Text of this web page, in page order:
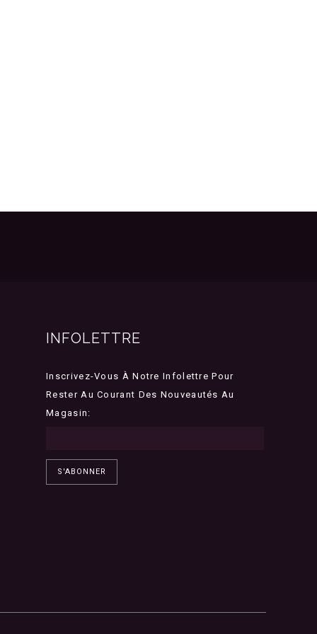
INFOLETTRE
Inscrivez-Vous À Notre Infolettre Pour
Rester Au Courant Des Nouveautés Au
Magasin:
S'ABONNER